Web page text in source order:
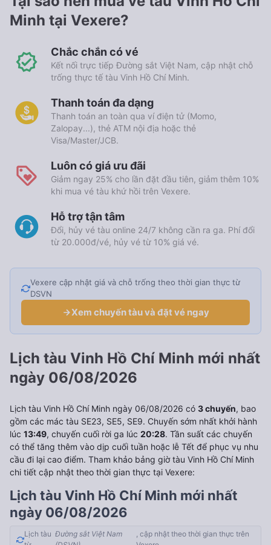
Minh tại Vexere?
Chắc chắn có vé
Kết nối trực tiếp Đường sắt Việt Nam, cập nhật chỗ
trống thực tế tàu Vinh Hồ Chí Minh.
Thanh toán đa dạng
Thanh toán an toàn qua ví điện tử (Momo,
Zalopay...), thẻ ATM nội địa hoặc thẻ
Visa/Master/JCB.
Luôn có giá ưu đãi
Giảm ngay 25% cho lần đặt đầu tiên, giảm thêm 10%
khi mua vé tàu khứ hồi trên Vexere.
Hỗ trợ tận tâm
Đổi, hủy vé tàu online 24/7 không cần ra ga. Phí đổi
từ 20.000đ/vé, hủy vé từ 10% giá vé.
Vexere cập nhật giá và chỗ trống theo thời gian thực từ
DSVN
Xem chuyến tàu và đặt vé ngay
Lịch tàu Vinh Hồ Chí Minh mới nhất
ngày 06/08/2026
Lịch tàu Vinh Hồ Chí Minh ngày 06/08/2026 có 3 chuyến, bao
gồm các mác tàu SE23, SE5, SE9. Chuyến sớm nhất khởi hành
lúc 13:49, chuyến cuối rời ga lúc 20:28. Tần suất các chuyến
có thể tăng thêm vào dịp cuối tuần hoặc lễ Tết để phục vụ nhu
cầu đi lại cao điểm. Tham khảo bảng giờ tàu Vinh Hồ Chí Minh
chi tiết cập nhật theo thời gian thực tại Vexere:
Lịch tàu Vinh Hồ Chí Minh mới nhất
ngày 06/08/2026
Lịch tàu Đường sắt Việt Nam
, cập nhật theo thời gian thực trên